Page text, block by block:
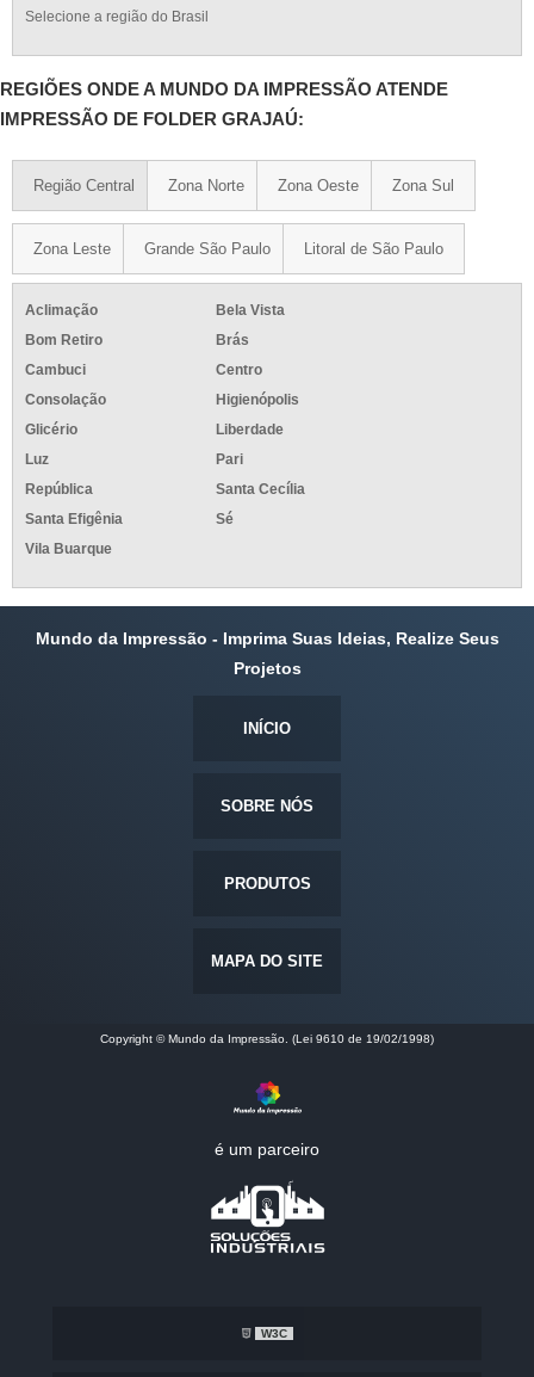
Selecione a região do Brasil
REGIÕES ONDE A MUNDO DA IMPRESSÃO ATENDE
IMPRESSÃO DE FOLDER GRAJAÚ:
Região Central Zona Norte Zona Oeste Zona Sul
Zona Leste Grande São Paulo Litoral de São Paulo
Aclimação
Bela Vista
Bom Retiro
Brás
Cambuci
Centro
Consolação
Higienópolis
Glicério
Liberdade
Luz
Pari
República
Santa Cecília
Santa Efigênia
Sé
Vila Buarque
Mundo da Impressão - Imprima Suas Ideias, Realize Seus
Projetos
INÍCIO
SOBRE NÓS
PRODUTOS
MAPA DO SITE
Copyright © Mundo da Impressão. (Lei 9610 de 19/02/1998)
é um parceiro
W3C